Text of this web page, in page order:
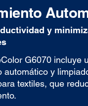
y
G6070 incluye
automático y
textiles, que